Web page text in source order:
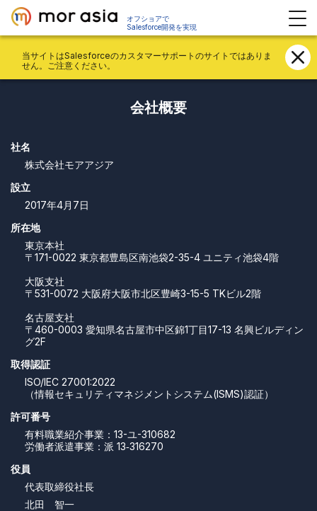
オフショアで
Salesforce開発を実現
当サイトはSalesforceのカスタマーサポートのサイトではありま
せん。ご注意ください。
会社概要
社名
株式会社モアアジア
設立
2017年4月7日
所在地
東京本社
〒171-0022 東京都豊島区南池袋2-35-4 ユニティ池袋4階
大阪支社
〒531-0072 大阪府大阪市北区豊崎3-15-5 TKビル2階
名古屋支社
〒460-0003 愛知県名古屋市中区錦1丁目17-13 名興ビルディン
グ2F
取得認証
ISO/IEC 27001:2022
（情報セキュリティマネジメントシステム(ISMS)認証）
許可番号
有料職業紹介事業：13-ユ-310682
労働者派遣事業：派 13‐316270
役員
代表取締役社長
北田 智一